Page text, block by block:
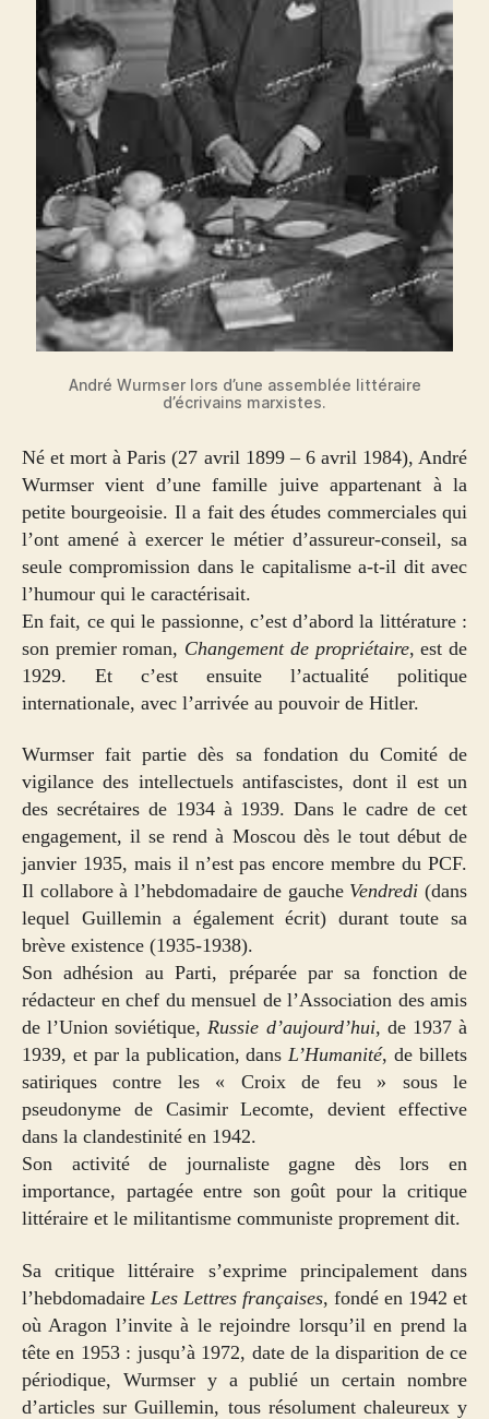
André Wurmser lors d’une assemblée littéraire
d’écrivains marxistes.
Né et mort à Paris (27 avril 1899 – 6 avril 1984), André
Wurmser vient d’une famille juive appartenant à la
petite bourgeoisie. Il a fait des études commerciales qui
l’ont amené à exercer le métier d’assureur-conseil, sa
seule compromission dans le capitalisme a-t-il dit avec
l’humour qui le caractérisait.
En fait, ce qui le passionne, c’est d’abord la littérature :
son premier roman, Changement de propriétaire, est de
1929. Et c’est ensuite l’actualité politique
internationale, avec l’arrivée au pouvoir de Hitler.
Wurmser fait partie dès sa fondation du Comité de
vigilance des intellectuels antifascistes, dont il est un
des secrétaires de 1934 à 1939. Dans le cadre de cet
engagement, il se rend à Moscou dès le tout début de
janvier 1935, mais il n’est pas encore membre du PCF.
Il collabore à l’hebdomadaire de gauche Vendredi (dans
lequel Guillemin a également écrit) durant toute sa
brève existence (1935-1938).
Son adhésion au Parti, préparée par sa fonction de
rédacteur en chef du mensuel de l’Association des amis
de l’Union soviétique,Russie d’aujourd’hui, de 1937 à
1939, et par la publication, dansL’Humanité, de billets
satiriques contre les « Croix de feu » sous le
pseudonyme de Casimir Lecomte, devient effective
dans la clandestinité en 1942.
Son activité de journaliste gagne dès lors en
importance, partagée entre son goût pour la critique
littéraire et le militantisme communiste proprement dit.
Sa critique littéraire s’exprime principalement dans
l’hebdomadaire Les Lettres françaises, fondé en 1942 et
où Aragon l’invite à le rejoindre lorsqu’il en prend la
tête en 1953 : jusqu’à 1972, date de la disparition de ce
périodique, Wurmser y a publié un certain nombre
d’articles sur Guillemin, tous résolument chaleureux y